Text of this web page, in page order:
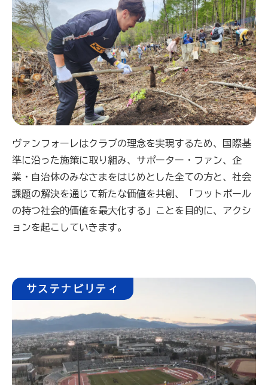
ヴァンフォーレはクラブの理念を実現するため、国際基
準に沿った施策に取り組み、サポーター・ファン、企
業・自治体のみなさまをはじめとした全ての方と、社会
課題の解決を通じて新たな価値を共創、「フットボール
の持つ社会的価値を最大化する」ことを目的に、アクシ
ョンを起こしていきます。
サステナビリティ